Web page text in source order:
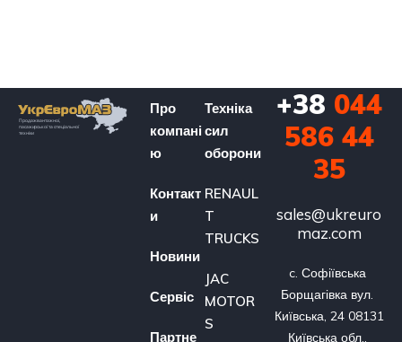
Про
компані
ю
Контакт
и
Новини
Сервіс
Партне
Техніка
сил
оборони
RENAUL
T
TRUCKS
JAC
MOTOR
S
+38 044
586 44
35
sales@ukreuro
maz.com
c. Софіївська
Борщагівка вул.
Київська, 24 08131
Київська обл.,